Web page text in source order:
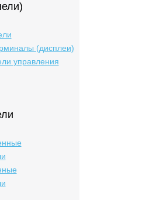
(дисплеи)
управления